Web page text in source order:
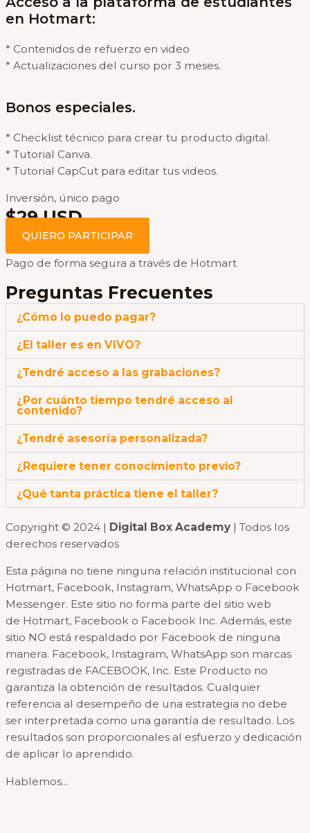
en Hotmart:
* Contenidos de refuerzo en video
* Actualizaciones del curso por 3 meses.
Bonos especiales.
* Checklist técnico para crear tu producto digital.
* Tutorial Canva.
* Tutorial CapCut para editar tus videos.
Inversión, único pago
$29 USD
QUIERO PARTICIPAR
Pago de forma segura a través de Hotmart
Preguntas Frecuentes
¿Cómo lo puedo pagar?
¿El taller es en VIVO?
¿Tendré acceso a las grabaciones?
¿Por cuánto tiempo tendré acceso al
contenido?
¿Tendré asesoría personalizada?
¿Requiere tener conocimiento previo?
¿Qué tanta práctica tiene el taller?
Copyright © 2024 | Digital Box Academy | Todos los
derechos reservados
Esta página no tiene ninguna relación institucional con
Hotmart, Facebook, Instagram, WhatsApp o Facebook
Messenger. Este sitio no forma parte del sitio web
de Hotmart, Facebook o Facebook Inc. Además, este
sitio NO está respaldado por Facebook de ninguna
manera. Facebook, Instagram, WhatsApp son marcas
registradas de FACEBOOK, Inc. Este Producto no
garantiza la obtención de resultados. Cualquier
referencia al desempeño de una estrategia no debe
ser interpretada como una garantía de resultado. Los
resultados son proporcionales al esfuerzo y dedicación
de aplicar lo aprendido.
Hablemos...